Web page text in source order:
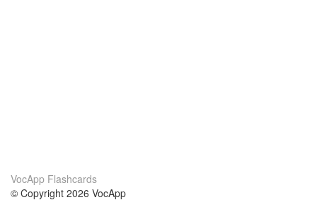
VocApp Flashcards
© Copyright 2026 VocApp